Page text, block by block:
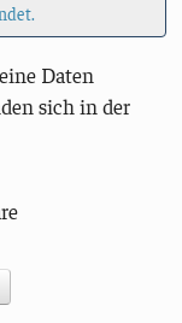
Daten
sich in der